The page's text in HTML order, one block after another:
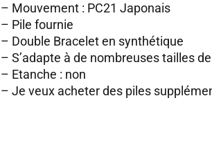
– Mouvement : PC21 Japonais
– Pile fournie
– Double Bracelet en synthétique
– S’adapte à de nombreuses tailles
– Etanche : non
– Je veux acheter des piles